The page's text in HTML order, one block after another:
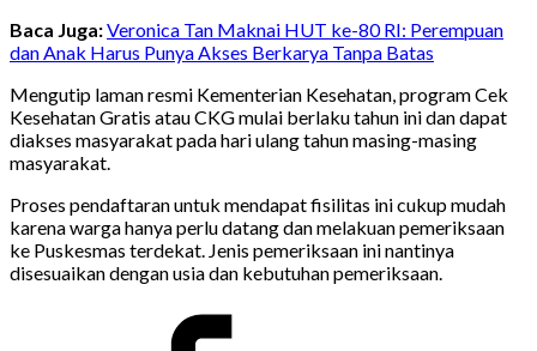
Baca Juga:Veronica Tan Maknai HUT ke-80 RI: Perempuan
dan Anak Harus Punya Akses Berkarya Tanpa Batas
Mengutip laman resmi Kementerian Kesehatan, program Cek
Kesehatan Gratis atau CKG mulai berlaku tahun ini dan dapat
diakses masyarakat pada hari ulang tahun masing-masing
masyarakat.
Proses pendaftaran untuk mendapat fisilitas ini cukup mudah
karena warga hanya perlu datang dan melakuan pemeriksaan
ke Puskesmas terdekat. Jenis pemeriksaan ini nantinya
disesuaikan dengan usia dan kebutuhan pemeriksaan.